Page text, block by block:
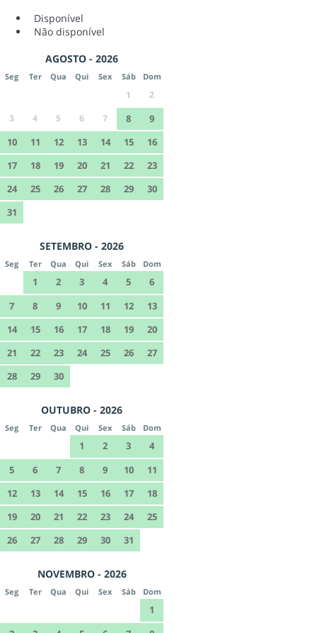
Disponível
Não disponível
AGOSTO - 2026
Seg Ter Qua Qui Sex Sáb Dom
1
2
3
4 5 6 7 8
9
10
11 12 13 14 15
16
17
18 19 20 21 22
23
24
25 26 27 28 29
30
31
SETEMBRO - 2026
Seg Ter Qua Qui Sex Sáb Dom
1 2 3 4 5
6
7
8 9 10 11 12
13
14
15 16 17 18 19
20
21
22 23 24 25 26
27
28
29 30
OUTUBRO - 2026
Seg Ter Qua Qui Sex Sáb Dom
1 2 3
4
5
6 7 8 9 10
11
12
13 14 15 16 17
18
19
20 21 22 23 24
25
26
27 28 29 30 31
NOVEMBRO - 2026
Seg Ter Qua Qui Sex Sáb Dom
1